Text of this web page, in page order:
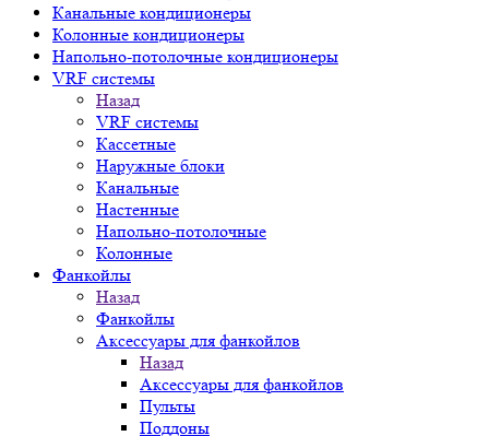
Канальные кондиционеры
Колонные кондиционеры
Напольно-потолочные кондиционеры
VRF системы
Назад
VRF системы
Кассетные
Наружные блоки
Канальные
Настенные
Напольно-потолочные
Колонные
Фанкойлы
Назад
Фанкойлы
Аксессуары для фанкойлов
Назад
Аксессуары для фанкойлов
Пульты
Поддоны